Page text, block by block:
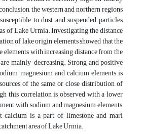
the western and northern regions
to dust and suspended particles
of Lake Urmia. Investigating the distance
of lake origin elements showed that the
elements with increasing distance from the
mainly decreasing. Strong and positive
magnesium and calcium elements is
of the same or close distribution of
this correlation is observed with a lower
with sodium and magnesium elements,
calcium is a part of limestone and marl
area of Lake Urmia.